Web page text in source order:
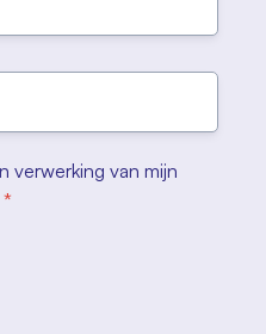
verwerking van mijn
*